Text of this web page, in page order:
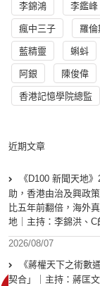
李錦鴻 李鑑峰
瘋中三子 羅倫
藍精靈 蝌蚪
阿銀 陳俊偉
香港記憶學院總監
近期文章
《D100 新聞天地
助，香港由治及興政
比五年前翻倍，海外
地｜主持：李錦洪、C
2026/08/07
《蔣權天下之術數
契合」｜主持：蔣匡文